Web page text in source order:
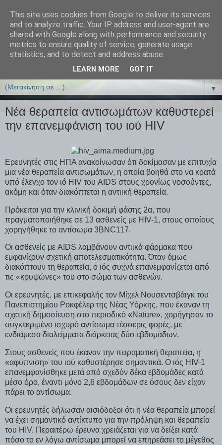
ΒΙΟΛΟΓΙΑonline.gr
Online Μαθήματα Βιολογίας
▼
Νέα θεραπεία αντισωμάτων καθυστερεί
την επανεμφάνιση του ιού HIV
Ερευνητές στις ΗΠΑ ανακοίνωσαν ότι δοκίμασαν με επιτυχία
μια νέα θεραπεία αντισωμάτων, η οποία βοηθά στο να κρατά
υπό έλεγχο τον ιό HIV του AIDS στους χρονίως νοσούντες,
ακόμη και όταν διακόπτεται η αντιική θεραπεία.
Πρόκειται για την κλινική δοκιμή φάσης 2α, που
πραγματοποιήθηκε σε 13 ασθενείς με HIV-1, στους οποίους
χορηγήθηκε το αντίσωμα 3BNC117.
Οι ασθενείς με AIDS λαμβάνουν αντιικά φάρμακα που
εμφανίζουν σχετική αποτελεσματικότητα. Όταν όμως
διακόπτουν τη θεραπεία, ο ιός συχνά επανεμφανίζεται από
τις «κρυψώνες» του στο σώμα των ασθενών.
Οι ερευνητές, με επικεφαλής τον Μίχελ Νουσεντσβάιγκ του
Πανεπιστημίου Ροκφέλερ της Νέας Υόρκης, που έκαναν τη
σχετική δημοσίευση στο περιοδικό «Nature», χορήγησαν το
συγκεκριμένο ισχυρό αντίσωμα τέσσερις φορές, με
ενδιάμεσα διαλείμματα διάρκειας δύο εβδομάδων.
Στους ασθενείς που έκαναν την πειραματική θεραπεία, η
«αφύπνιση» του ιού καθυστέρησε σημαντικά. Ο ιός HIV-1
επανεμφανίσθηκε μετά από σχεδόν δέκα εβδομάδες κατά
μέσο όρο, έναντι μόνο 2,6 εβδομάδων σε όσους δεν είχαν
πάρει το αντίσωμα.
Οι ερευνητές δήλωσαν αισιόδοξοι ότι η νέα θεραπεία μπορεί
να έχει σημαντικό αντίκτυπο για την πρόληψη και θεραπεία
του HIV. Περαιτέρω έρευνα χρειάζεται για να δείξει κατά
πόσο το εν λόγω αντίσωμα μπορεί να επηρεάσει το μέγεθος
This site uses cookies from Google to deliver its services
and to analyze traffic. Your IP address and user-agent are
shared with Google along with performance and security
metrics to ensure quality of service, generate usage
statistics, and to detect and address abuse.
LEARN MORE GOT IT